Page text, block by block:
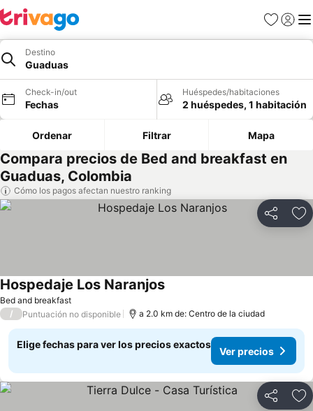
Favoritos
Iniciar
Destino
Guaduas
Check-in/out
Fechas
Huéspedes/habitaciones
2 huéspedes, 1 habitación
Ordenar Filtrar Mapa
Compara precios de Bed and breakfast en
Guaduas, Colombia
Cómo los pagos afectan nuestro ranking
Compartir
Bed and breakfast
Hospedaje Los Naranjos
/ Puntuación no disponible a 2.0 km de: Centro de la ciudad
Elige fechas para ver los precios exactos
Ver precios
Compartir